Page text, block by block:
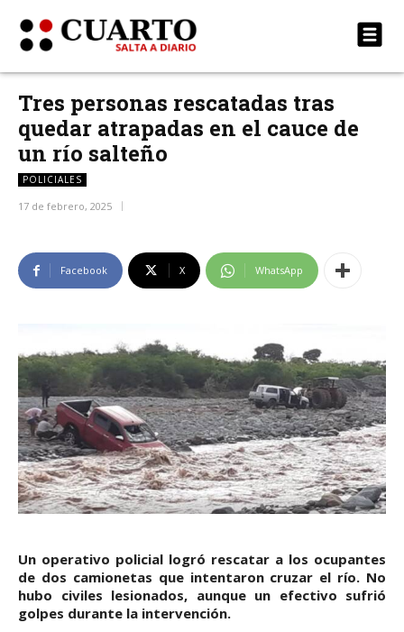
Tres personas rescatadas tras
quedar atrapadas en el cauce de
un río salteño
POLICIALES
17 de febrero, 2025
Facebook X WhatsApp
Un operativo policial logró rescatar a los ocupantes
de dos camionetas que intentaron cruzar el río. No
hubo civiles lesionados, aunque un efectivo sufrió
golpes durante la intervención.